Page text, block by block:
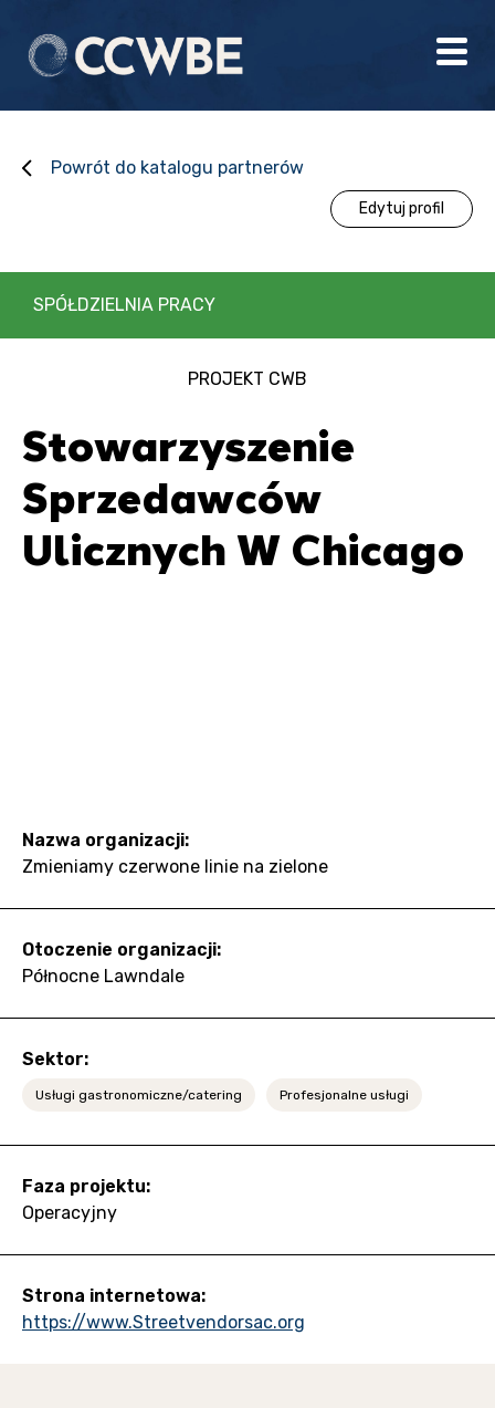
Powrót do katalogu partnerów
Edytuj profil
SPÓŁDZIELNIA PRACY
PROJEKT CWB
Stowarzyszenie
Sprzedawców
Ulicznych W Chicago
Nazwa organizacji:
Zmieniamy czerwone linie na zielone
Otoczenie organizacji:
Północne Lawndale
Sektor:
Usługi gastronomiczne/catering Profesjonalne usługi
Faza projektu:
Operacyjny
Strona internetowa:
https://www.Streetvendorsac.org